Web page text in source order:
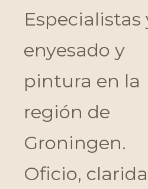
Especialistas
enyesado y
pintura en la
región de
Groningen.
Oficio,